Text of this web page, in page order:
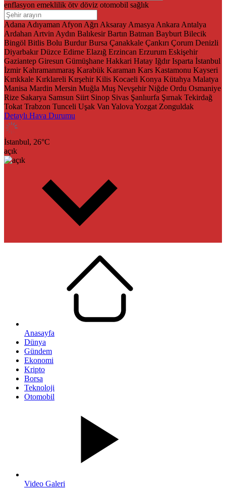
enflasyon emeklilik ötv döviz otomobil sağlık
Adana Adıyaman Afyon Ağrı Aksaray Amasya Ankara Antalya
Ardahan Artvin Aydın Balıkesir Bartın Batman Bayburt Bilecik
Bingöl Bitlis Bolu Burdur Bursa Çanakkale Çankırı Çorum Denizli
Diyarbakır Düzce Edirne Elazığ Erzincan Erzurum Eskişehir
Gaziantep Giresun Gümüşhane Hakkari Hatay Iğdır Isparta İstanbul
İzmir Kahramanmaraş Karabük Karaman Kars Kastamonu Kayseri
Kırıkkale Kırklareli Kırşehir Kilis Kocaeli Konya Kütahya Malatya
Manisa Mardin Mersin Muğla Muş Nevşehir Niğde Ordu Osmaniye
Rize Sakarya Samsun Siirt Sinop Sivas Şanlıurfa Şırnak Tekirdağ
Tokat Trabzon Tunceli Uşak Van Yalova Yozgat Zonguldak
Detaylı Hava Durumu
İstanbul, 26°C
açık
Anasayfa
Dünya
Gündem
Ekonomi
Kripto
Borsa
Teknoloji
Otomobil
Video Galeri